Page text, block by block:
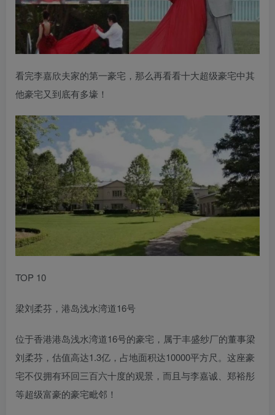
看完李嘉欣夫家的第一豪宅，那么再看看十大超级豪宅中其
他豪宅又到底有多壕！
TOP 10
梁刘柔芬，港岛浅水湾道16号
位于香港港岛浅水湾道16号的豪宅，属于丰盛纱厂的董事梁
刘柔芬，估值高达1.3亿，占地面积达10000平方尺。这座豪
宅不仅拥有环回三百六十度的观景，而且与李嘉诚、郑裕彤
等超级富豪的豪宅毗邻！